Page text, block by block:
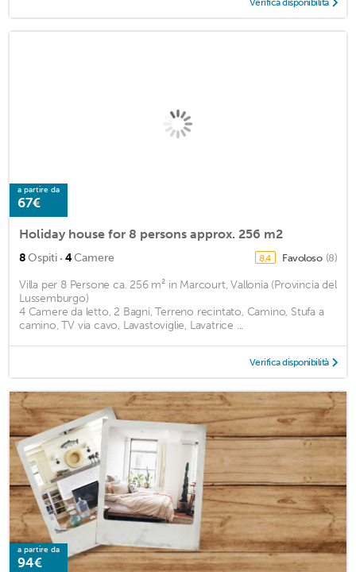
a partire da
67€
Holiday house for 8 persons approx. 256 m2
8Ospiti · 4Camere 8,4 Favoloso (8)
Villa per 8 Persone ca. 256 m² in Marcourt, Vallonia (Provincia del
Lussemburgo)
4 Camere da letto, 2 Bagni, Terreno recintato, Camino, Stufa a
camino, TV via cavo, Lavastoviglie, Lavatrice ...
Verifica disponibilità
a partire da
94€